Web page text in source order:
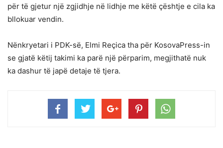
për të gjetur një zgjidhje në lidhje me këtë çështje e cila ka
bllokuar vendin.
Nënkryetari i PDK-së, Elmi Reçica tha për KosovaPress-in
se gjatë këtij takimi ka parë një përparim, megjithatë nuk
ka dashur të japë detaje të tjera.